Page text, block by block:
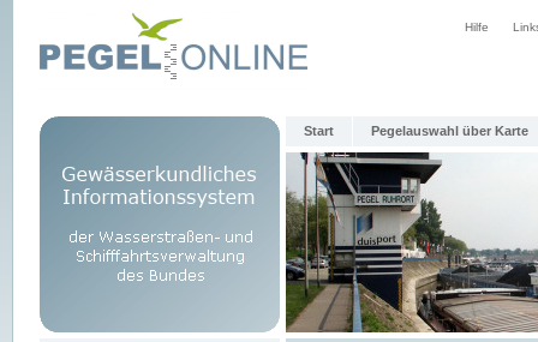
Hilfe
Start Pegelauswahl über Karte